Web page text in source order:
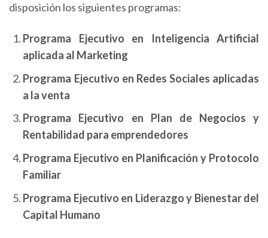
disposición los siguientes programas:
Programa Ejecutivo en Inteligencia Artificial
aplicada al Marketing
Programa Ejecutivo en Redes Sociales aplicadas
a la venta
Programa Ejecutivo en Plan de Negocios y
Rentabilidad para emprendedores
Programa Ejecutivo en Planificación y Protocolo
Familiar
Programa Ejecutivo en Liderazgo y Bienestar del
Capital Humano